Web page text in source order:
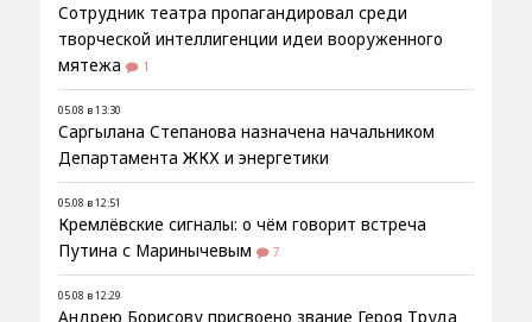
Сотрудник театра пропагандировал среди
творческой интеллигенции идеи вооруженного
мятежа
1
05.08 в 13:30
Саргылана Степанова назначена начальником
Департамента ЖКХ и энергетики
05.08 в 12:51
Кремлёвские сигналы: о чём говорит встреча
Путина с Маринычевым
7
05.08 в 12:29
Андрею Борисову присвоено звание Героя Труда